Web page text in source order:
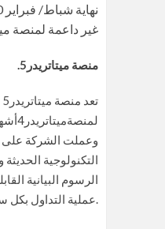
غير داعمة لمنصة
.منصة ميتاتريدر5
وعملت الشركة على
التكنولوجية الحديثة
الرسوم البيانية
عملية التداول بكل سهولة وسلاسة.